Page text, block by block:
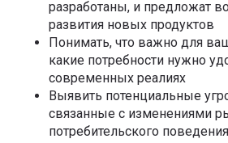
разработаны, и предложат
развития новых продуктов
Понимать, что важно для
какие потребности нужно
современных реалиях
Выявить потенциальные
связанные с изменениями
потребительского